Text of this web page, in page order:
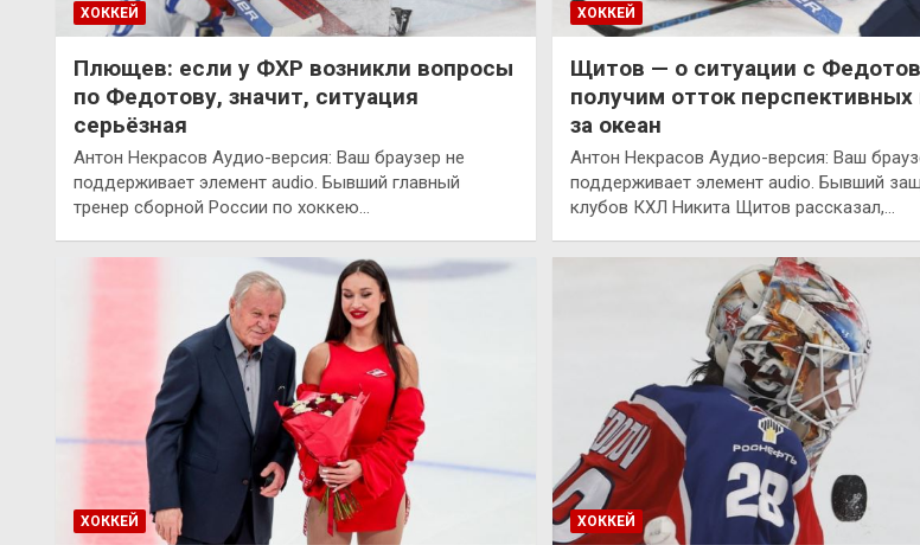
ХОККЕЙ
Плющев: если у ФХР возникли вопросы
по Федотову, значит, ситуация
серьёзная
Антон Некрасов Аудио-версия: Ваш браузер не
поддерживает элемент audio. Бывший главный
тренер сборной России по хоккею…
ХОККЕЙ
Щитов — о ситуации с
получим отток перспективных
за океан
Антон Некрасов Аудио-версия: Ваш
поддерживает элемент audio. Бывший
клубов КХЛ Никита Щитов рассказал,…
ХОККЕЙ ХОККЕЙ